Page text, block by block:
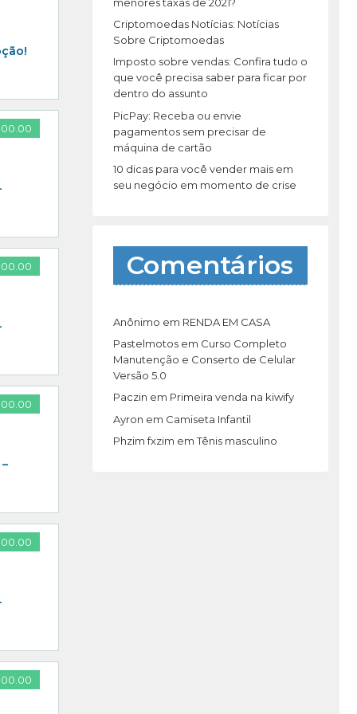
:
Criptomoedas Notícias: Notícias
Sobre Criptomoedas
Imposto sobre vendas: Confira tudo o
que você precisa saber para ficar por
dentro do assunto
PicPay: Receba ou envie
pagamentos sem precisar de
máquina de cartão
10 dicas para você vender mais em
seu negócio em momento de crise
Comentários
Anônimo em RENDA EM CASA
Pastelmotosem Curso Completo
Manutenção e Conserto de Celular
Versão 5.0
Paczin em Primeira venda na kiwify
Ayron em Camiseta Infantil
Phzim fxzim emTênis masculino